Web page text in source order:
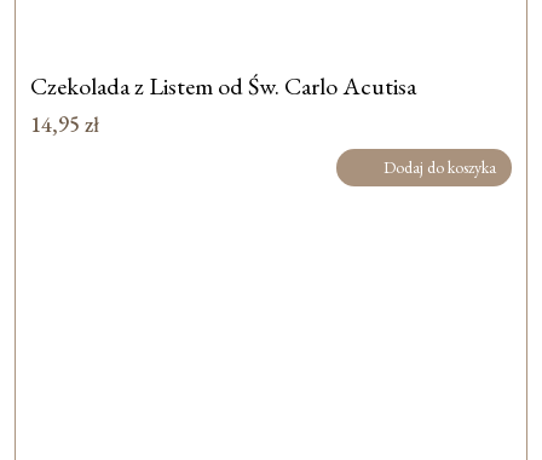
Czekolada z Listem od Św. Carlo Acutisa
14,95 zł
Dodaj do koszyka